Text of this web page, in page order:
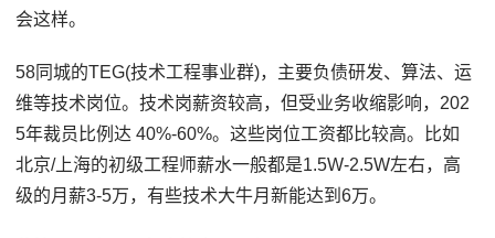
会这样。
58同城的TEG(技术工程事业群)，主要负债研发、算法、运
维等技术岗位。技术岗薪资较高，但受业务收缩影响，202
5年裁员比例达 40%-60%。这些岗位工资都比较高。比如
北京/上海的初级工程师薪水一般都是1.5W-2.5W左右，高
级的月薪3-5万，有些技术大牛月新能达到6万。